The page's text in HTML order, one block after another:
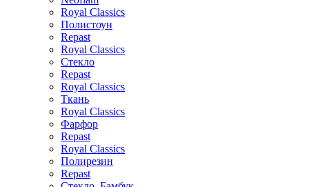
Royal Classics
Полистоун
Repast
Royal Classics
Стекло
Repast
Royal Classics
Ткань
Royal Classics
Фарфор
Repast
Royal Classics
Полирезин
Repast